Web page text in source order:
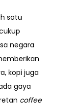
satu
negara
kopi juga
gaya
coffee